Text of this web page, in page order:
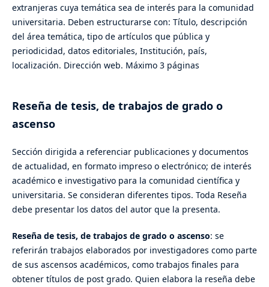
extranjeras cuya temática sea de interés para la comunidad
universitaria. Deben estructurarse con: Título, descripción
del área temática, tipo de artículos que pública y
periodicidad, datos editoriales, Institución, país,
localización. Dirección web. Máximo 3 páginas
Reseña de tesis, de trabajos de grado o
ascenso
Sección dirigida a referenciar publicaciones y documentos
de actualidad, en formato impreso o electrónico; de interés
académico e investigativo para la comunidad científica y
universitaria. Se consideran diferentes tipos. Toda Reseña
debe presentar los datos del autor que la presenta.
Reseña de tesis, de trabajos de grado o ascenso: se
referirán trabajos elaborados por investigadores como parte
de sus ascensos académicos, como trabajos finales para
obtener títulos de post grado. Quien elabora la reseña debe